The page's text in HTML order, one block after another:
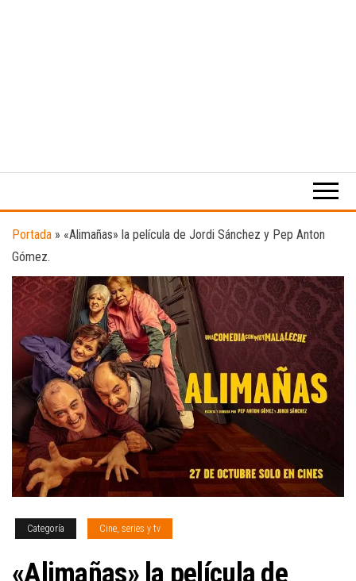
digital
el
música.
Portada » «Alimañas» la película de Jordi Sánchez y Pep Anton
Gómez.
Categoría Cine, series y tv
«Alimañas» la película de